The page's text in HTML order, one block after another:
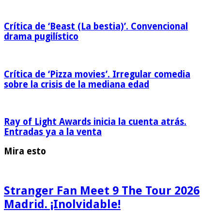
Crítica de ‘Beast (La bestia)’. Convencional
drama pugilístico
Crítica de ‘Pizza movies’. Irregular comedia
sobre la crisis de la mediana edad
Ray of Light Awards inicia la cuenta atrás.
Entradas ya a la venta
Mira esto
Stranger Fan Meet 9 The Tour 2026
Madrid. ¡Inolvidable!